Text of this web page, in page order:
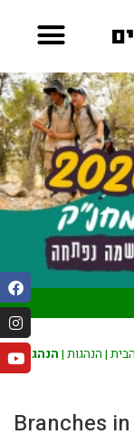
| הנהגות | הנהגת דן
Branches